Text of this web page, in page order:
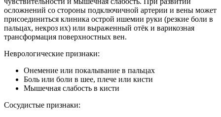
осложнений со стороны подключичной артерии и вены может
присоединиться клиника острой ишемии руки (резкие боли в
пальцах, некроз их) или выраженный отёк и варикозная
трансформация поверхностных вен.
Неврологические признаки:
Онемение или покалывание в пальцах
Боль или боли в шее, плече или кисти
Мышечная слабость в кисти
Сосудистые признаки: